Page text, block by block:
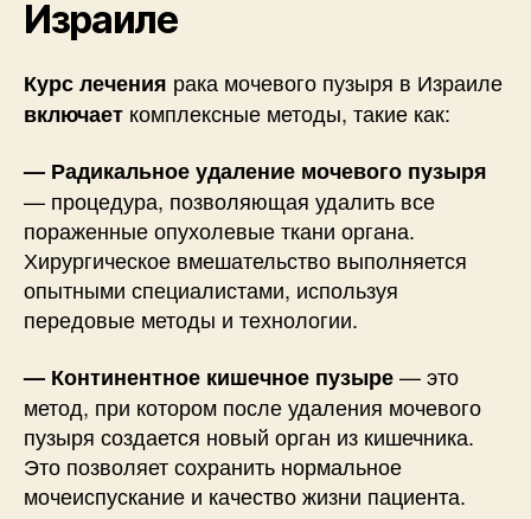
Израиле
Курс лечения рака мочевого пузыря в Израиле
включает комплексные методы, такие как:
— Радикальное удаление мочевого пузыря
— процедура, позволяющая удалить все
пораженные опухолевые ткани органа.
Хирургическое вмешательство выполняется
опытными специалистами, используя
передовые методы и технологии.
— Континентное кишечное пузыре— это
метод, при котором после удаления мочевого
пузыря создается новый орган из кишечника.
Это позволяет сохранить нормальное
мочеиспускание и качество жизни пациента.